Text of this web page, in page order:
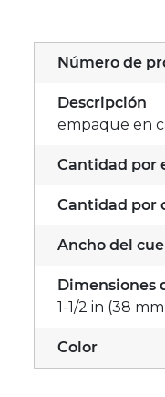
Número de
Descripción
empaque en
Cantidad por
Cantidad por
Ancho del
Dimensiones
1-1/2 in (38
Color